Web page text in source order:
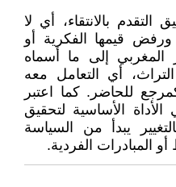
بالانتقاء، أي لا
ورفض قيمها الفكرية أو
المغربي إلى ما أسماه
أي التعامل معه
للحاضر. كما اعتبر
الأساسية لتحقيق
يبدأ من السياسة
المبادرات الفردية.